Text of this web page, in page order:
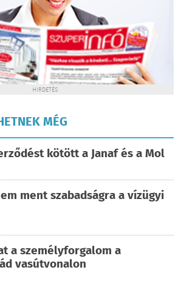
HIRDETÉS
MÉG
kötött a Janaf és a Mol
ment szabadságra a vízügyi
a személyforgalom a
vasútvonalon